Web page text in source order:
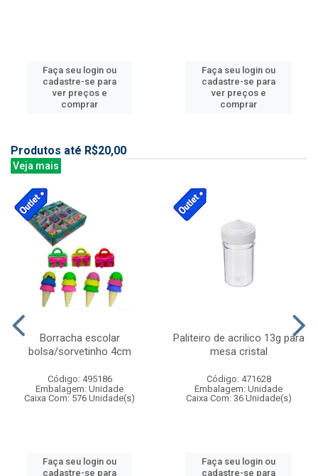
Faça seu login ou
cadastre-se para
ver preços e
comprar
Faça seu login ou
cadastre-se para
ver preços e
comprar
Produtos até R$20,00
Veja mais
Borracha escolar
bolsa/sorvetinho 4cm
Código: 495186
Embalagem: Unidade
Caixa Com: 576 Unidade(s)
Faça seu login ou
cadastre-se para
Paliteiro de acrilico 13g para
mesa cristal
Código: 471628
Embalagem: Unidade
Caixa Com: 36 Unidade(s)
Faça seu login ou
cadastre-se para